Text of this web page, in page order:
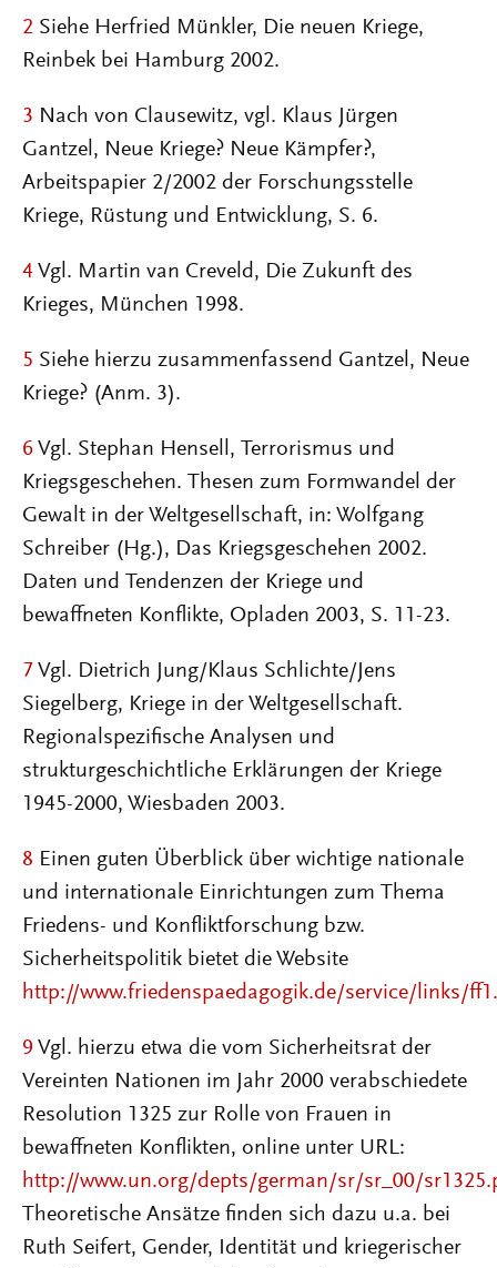
2 Siehe Herfried Münkler, Die neuen Kriege,
Reinbek bei Hamburg 2002.
3 Nach von Clausewitz, vgl. Klaus Jürgen
Gantzel, Neue Kriege? Neue Kämpfer?,
Arbeitspapier 2/2002 der Forschungsstelle
Kriege, Rüstung und Entwicklung, S. 6.
4 Vgl. Martin van Creveld, Die Zukunft des
Krieges, München 1998.
5 Siehe hierzu zusammenfassend Gantzel, Neue
Kriege? (Anm. 3).
6 Vgl. Stephan Hensell, Terrorismus und
Kriegsgeschehen. Thesen zum Formwandel der
Gewalt in der Weltgesellschaft, in: Wolfgang
Schreiber (Hg.), Das Kriegsgeschehen 2002.
Daten und Tendenzen der Kriege und
bewaffneten Konflikte, Opladen 2003, S. 11-23.
7 Vgl. Dietrich Jung/Klaus Schlichte/Jens
Siegelberg, Kriege in der Weltgesellschaft.
Regionalspezifische Analysen und
strukturgeschichtliche Erklärungen der Kriege
1945-2000, Wiesbaden 2003.
8 Einen guten Überblick über wichtige nationale
und internationale Einrichtungen zum Thema
Friedens- und Konfliktforschung bzw.
Sicherheitspolitik bietet die Website
http://www.friedenspaedagogik.de/service/links/
9 Vgl. hierzu etwa die vom Sicherheitsrat der
Vereinten Nationen im Jahr 2000 verabschiedete
Resolution 1325 zur Rolle von Frauen in
bewaffneten Konflikten, online unter URL:
http://www.un.org/depts/german/sr/sr_00/
Theoretische Ansätze finden sich dazu u.a. bei
Ruth Seifert, Gender, Identität und kriegerischer